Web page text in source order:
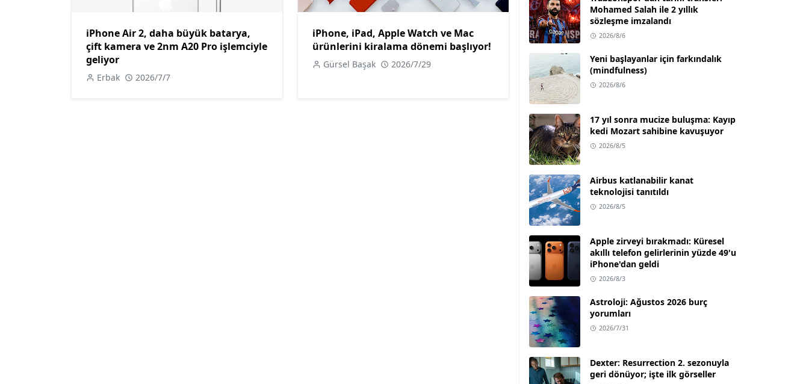
iPhone Air 2, daha büyük batarya,
çift kamera ve 2nm A20 Pro işlemciyle
geliyor
Erbak 2026/7/7
iPhone, iPad, Apple Watch ve Mac
ürünlerini kiralama dönemi başlıyor!
Gürsel Başak 2026/7/29
Mohamed Salah ile 2 yıllık
sözleşme imzalandı
2026/8/6
Yeni başlayanlar için farkındalık
(mindfulness)
2026/8/6
17 yıl sonra mucize buluşma: Kayıp
kedi Mozart sahibine kavuşuyor
2026/8/5
Airbus katlanabilir kanat
teknolojisi tanıtıldı
2026/8/5
Apple zirveyi bırakmadı: Küresel
akıllı telefon gelirlerinin yüzde 49'u
iPhone'dan geldi
2026/8/3
Astroloji: Ağustos 2026 burç
yorumları
2026/7/31
Dexter: Resurrection 2. sezonuyla
geri dönüyor; işte ilk görseller